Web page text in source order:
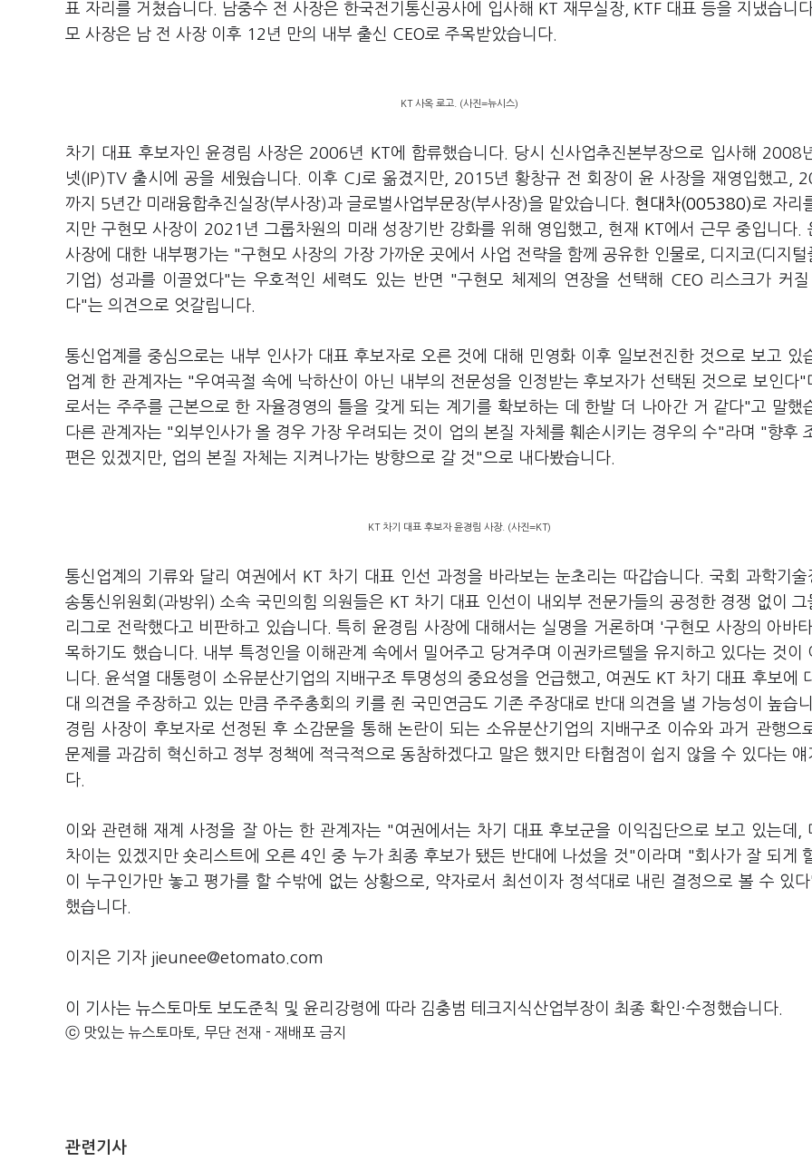
표 자리를 거쳤습니다. 남중수 전 사장은 한국전기통신공사에 입사해 KT 재무실장, KTF 대표 등을 지냈습니
모 사장은 남 전 사장 이후 12년 만의 내부 출신 CEO로 주목받았습니다.
KT 사옥 로고. (사진=뉴시스)
차기 대표 후보자인 윤경림 사장은 2006년 KT에 합류했습니다. 당시 신사업추진본부장으로 입사해 2008
넷(IP)TV 출시에 공을 세웠습니다. 이후 CJ로 옮겼지만, 2015년 황창규 전 회장이 윤 사장을 재영입했고,
까지 5년간 미래융합추진실장(부사장)과 글로벌사업부문장(부사장)을 맡았습니다. 현대차(005380)로 자리
지만 구현모 사장이 2021년 그룹차원의 미래 성장기반 강화를 위해 영입했고, 현재 KT에서 근무 중입니다.
사장에 대한 내부평가는 "구현모 사장의 가장 가까운 곳에서 사업 전략을 함께 공유한 인물로, 디지코(디지털
기업) 성과를 이끌었다"는 우호적인 세력도 있는 반면 "구현모 체제의 연장을 선택해 CEO 리스크가 커
다"는 의견으로 엇갈립니다.
통신업계를 중심으로는 내부 인사가 대표 후보자로 오른 것에 대해 민영화 이후 일보전진한 것으로 보고 있
업계 한 관계자는 "우여곡절 속에 낙하산이 아닌 내부의 전문성을 인정받는 후보자가 선택된 것으로 보인다"
로서는 주주를 근본으로 한 자율경영의 틀을 갖게 되는 계기를 확보하는 데 한발 더 나아간 거 같다"고 말했
다른 관계자는 "외부인사가 올 경우 가장 우려되는 것이 업의 본질 자체를 훼손시키는 경우의 수"라며 "향후
편은 있겠지만, 업의 본질 자체는 지켜나가는 방향으로 갈 것"으로 내다봤습니다.
KT 차기 대표 후보자 윤경림 사장. (사진=KT)
통신업계의 기류와 달리 여권에서 KT 차기 대표 인선 과정을 바라보는 눈초리는 따갑습니다. 국회 과학기술
송통신위원회(과방위) 소속 국민의힘 의원들은 KT 차기 대표 인선이 내외부 전문가들의 공정한 경쟁 없이 그
리그로 전락했다고 비판하고 있습니다. 특히 윤경림 사장에 대해서는 실명을 거론하며 '구현모 사장의 아바
목하기도 했습니다. 내부 특정인을 이해관계 속에서 밀어주고 당겨주며 이권카르텔을 유지하고 있다는 것이
니다. 윤석열 대통령이 소유분산기업의 지배구조 투명성의 중요성을 언급했고, 여권도 KT 차기 대표 후보에
대 의견을 주장하고 있는 만큼 주주총회의 키를 쥔 국민연금도 기존 주장대로 반대 의견을 낼 가능성이 높습
경림 사장이 후보자로 선정된 후 소감문을 통해 논란이 되는 소유분산기업의 지배구조 이슈와 과거 관행으
문제를 과감히 혁신하고 정부 정책에 적극적으로 동참하겠다고 말은 했지만 타협점이 쉽지 않을 수 있다는 얘
다.
이와 관련해 재계 사정을 잘 아는 한 관계자는 "여권에서는 차기 대표 후보군을 이익집단으로 보고 있는데,
차이는 있겠지만 숏리스트에 오른 4인 중 누가 최종 후보가 됐든 반대에 나섰을 것"이라며 "회사가 잘 되게
이 누구인가만 놓고 평가를 할 수밖에 없는 상황으로, 약자로서 최선이자 정석대로 내린 결정으로 볼 수 있
했습니다.
이지은 기자 jieunee@etomato.com
이 기사는 뉴스토마토 보도준칙 및 윤리강령에 따라 김충범 테크지식산업부장이 최종 확인·수정했습니다.
ⓒ 맛있는 뉴스토마토, 무단 전재 - 재배포 금지
관련기사